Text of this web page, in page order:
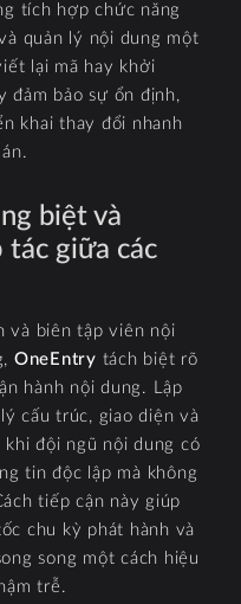
tích hợp chức năng
quản lý nội dung một
lại mã hay khởi
đảm bảo sự ổn định,
khai thay đổi nhanh
biệt và
tác giữa các
và biên tập viên nội
OneEntry tách biệt rõ
hành nội dung. Lập
cấu trúc, giao diện và
đội ngũ nội dung có
tin độc lập mà không
tiếp cận này giúp
chu kỳ phát hành và
song một cách hiệu
trễ.